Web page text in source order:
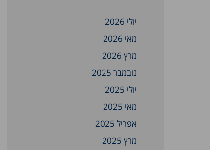
יולי 2026
מאי 2026
מרץ 2026
נובמבר 2025
יולי 2025
מאי 2025
אפריל 2025
מרץ 2025